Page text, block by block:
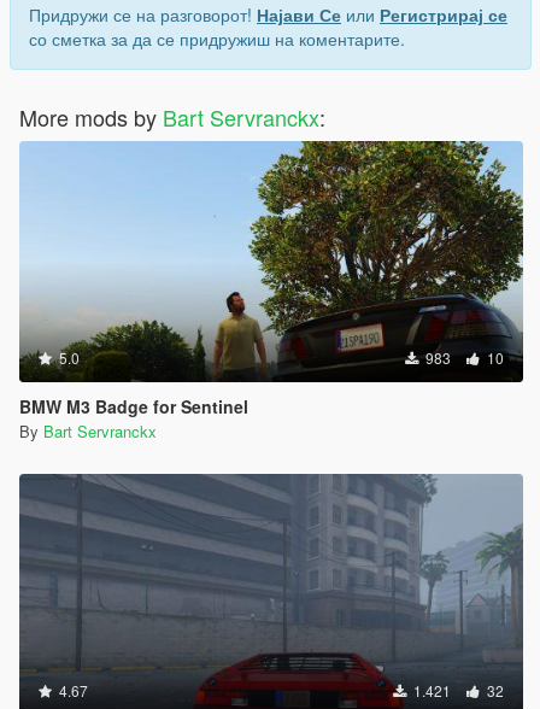
Придружи се на разговорот! Најави Се или Регистрирај се
со сметка за да се придружиш на коментарите.
More mods by Bart Servranckx:
5.0 983 10
BMW M3 Badge for Sentinel
By Bart Servranckx
4.67 1.421 32